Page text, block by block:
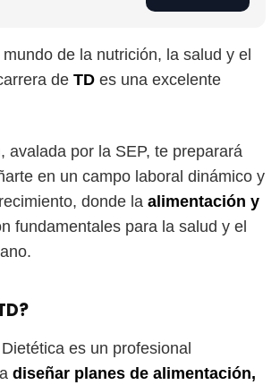
de la nutrición, la salud y el
de TD es una excelente
avalada por la SEP, te preparará
en un campo laboral dinámico y
donde la alimentación y
fundamentales para la salud y el
es un profesional
diseñar planes de alimentación,